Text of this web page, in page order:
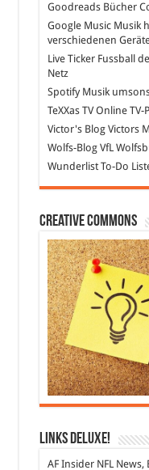
GoodreadsBücher
Google MusicMusik
verschiedenen
Live Ticker Fussball
Netz
SpotifyMusik
TeXXas TVOnline TV-
Victor's BlogVictors
Wolfs-BlogVfL
WunderlistTo-Do
Creative Commons
Links DeLuXe!
AF InsiderNFL News,